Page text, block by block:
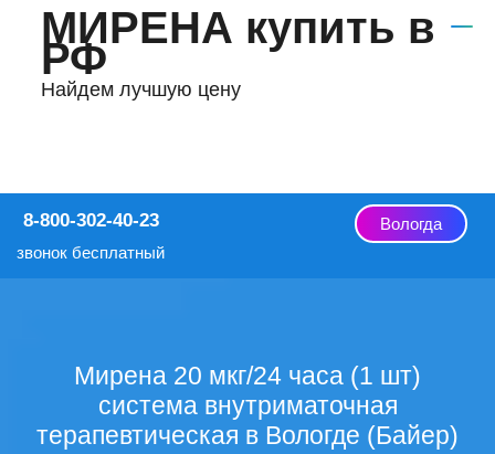
МИРЕНА купить в
РФ
Найдем лучшую цену
8-800-302-40-23
звонок бесплатный
Вологда
Мирена 20 мкг/24 часа (1 шт)
система внутриматочная
терапевтическая в Вологде (Байер)